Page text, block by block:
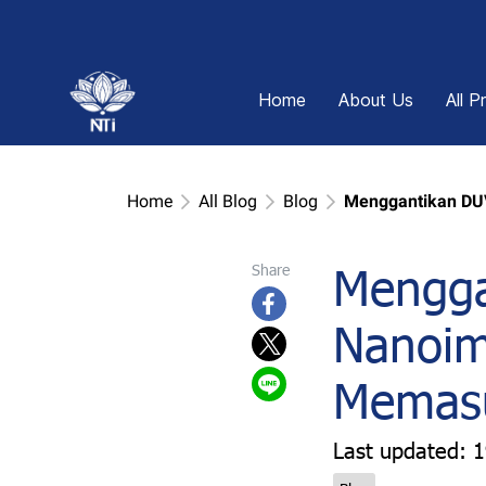
Home About Us All
Home All Blog Blog Menggantikan
Share
Last updated: